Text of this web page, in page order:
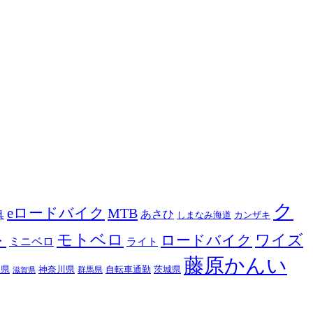
eロードバイク MTB あさひ しまなみ海道 カンザキ ク
ミニベロ モトベロ ライト ロードバイク ワイズ
滋賀県 神奈川県 群馬県 自転車通勤 茨城県 藤原かんい